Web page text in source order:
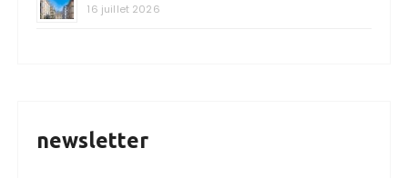
16 juillet 2026
newsletter